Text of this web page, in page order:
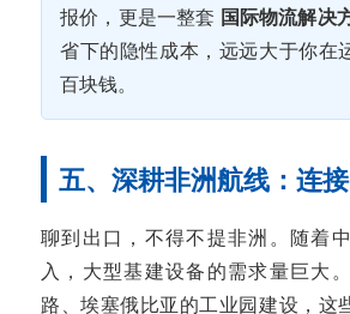
报价，更是一整套 国际物流解决
省下的隐性成本，远远大于你在
百块钱。
五、深耕非洲航线：连
聊到出口，不得不提非洲。随着
入，大型基建设备的需求量巨大
路、埃塞俄比亚的工业园建设，这